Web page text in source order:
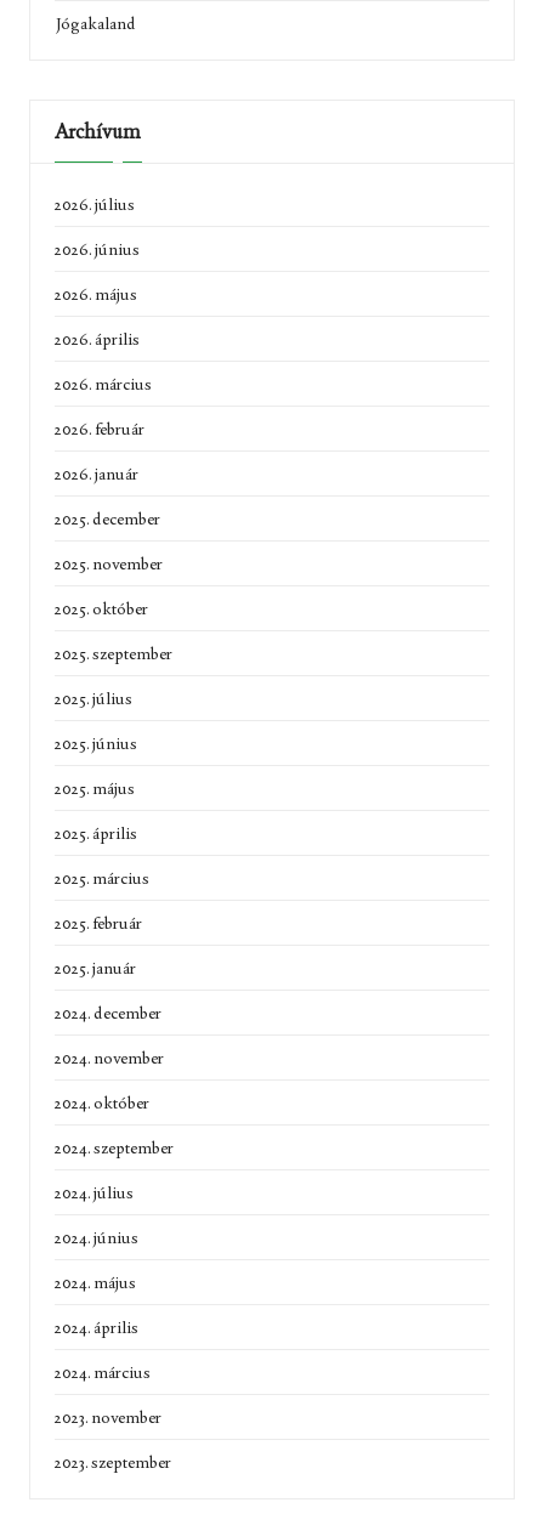
Jógakaland
Archívum
2026. július
2026. június
2026. május
2026. április
2026. március
2026. február
2026. január
2025. december
2025. november
2025. október
2025. szeptember
2025. július
2025. június
2025. május
2025. április
2025. március
2025. február
2025. január
2024. december
2024. november
2024. október
2024. szeptember
2024. július
2024. június
2024. május
2024. április
2024. március
2023. november
2023. szeptember